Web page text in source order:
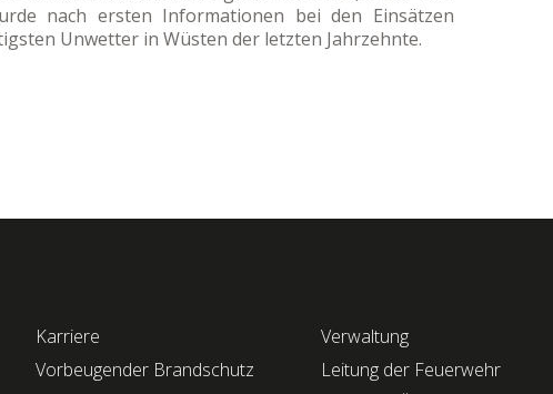
nach ersten Informationen bei den Einsätzen
Unwetter in Wüsten der letzten Jahrzehnte.
Karriere
Vorbeugender Brandschutz
Verwaltung
Leitung der Feuerwehr